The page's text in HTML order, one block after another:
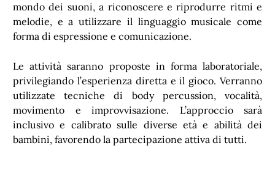
mondo dei suoni, a riconoscere e riprodurre ritmi e
melodie, e a utilizzare il linguaggio musicale come
forma di espressione e comunicazione.
Le attività saranno proposte in forma laboratoriale,
privilegiando l’esperienza diretta e il gioco. Verranno
utilizzate tecniche di body percussion, vocalità,
movimento e improvvisazione. L’approccio sarà
inclusivo e calibrato sulle diverse età e abilità dei
bambini, favorendo la partecipazione attiva di tutti.